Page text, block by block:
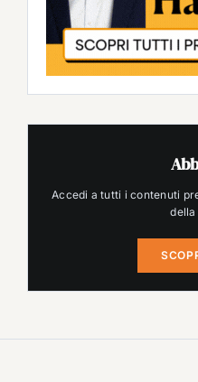
Accedi a tutti i contenuti
della